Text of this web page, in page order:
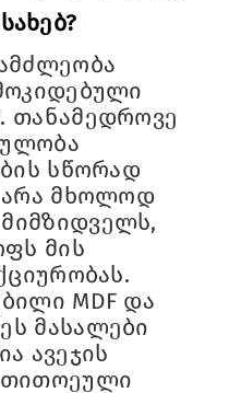
თანამედროვე
სწორად
არა მხოლოდ
მის
MDF და
მასალები
ავეჯის
თითოეული